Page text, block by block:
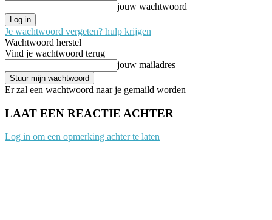
jouw wachtwoord
Je wachtwoord vergeten? hulp krijgen
Wachtwoord herstel
Vind je wachtwoord terug
jouw mailadres
Er zal een wachtwoord naar je gemaild worden
LAAT EEN REACTIE ACHTER
Log in om een opmerking achter te laten